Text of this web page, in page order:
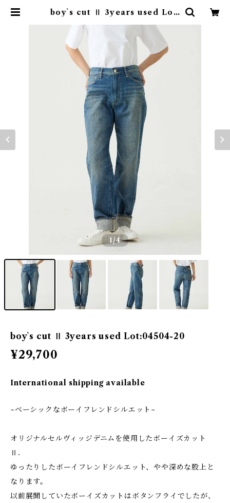
boy`s cut Ⅱ 3years used Lot:
1/4
boy`s cut Ⅱ 3years used Lot:04504-20
¥29,700
International shipping available
~ベーシックなボーイフレンドシルエット~
オリジナルセルヴィッジデニムを使用したボーイズカット
Ⅱ．
ゆったりしたボーイフレンドシルエット、やや深めな股上と
なります。
以前展開していたボーイズカットはボタンフライでしたが、